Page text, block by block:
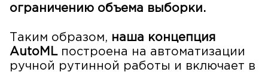
ограничению объема выборки.
Таким образом, наша концепция
AutoMLпостроена на автоматизации
ручной рутинной работы и включает в